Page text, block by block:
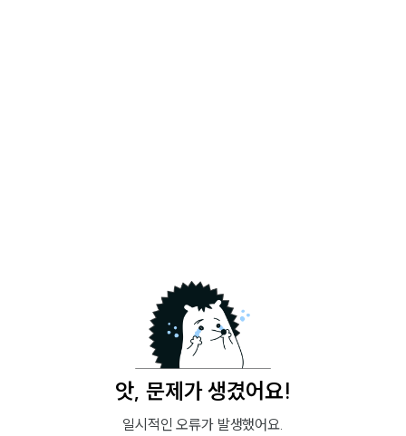
앗, 문제가 생겼어요!
일시적인 오류가 발생했어요.